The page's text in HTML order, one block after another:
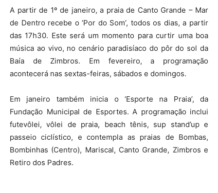
A partir de 1º de janeiro, a praia de Canto Grande – Mar
de Dentro recebe o ‘Por do Som’, todos os dias, a partir
das 17h30. Este será um momento para curtir uma boa
música ao vivo, no cenário paradisíaco do pôr do sol da
Baía de Zimbros. Em fevereiro, a programação
acontecerá nas sextas-feiras, sábados e domingos.
Em janeiro também inicia o ‘Esporte na Praia’, da
Fundação Municipal de Esportes. A programação inclui
futevôlei, vôlei de praia, beach tênis, sup stand’up e
passeio ciclístico, e contempla as praias de Bombas,
Bombinhas (Centro), Mariscal, Canto Grande, Zimbros e
Retiro dos Padres.